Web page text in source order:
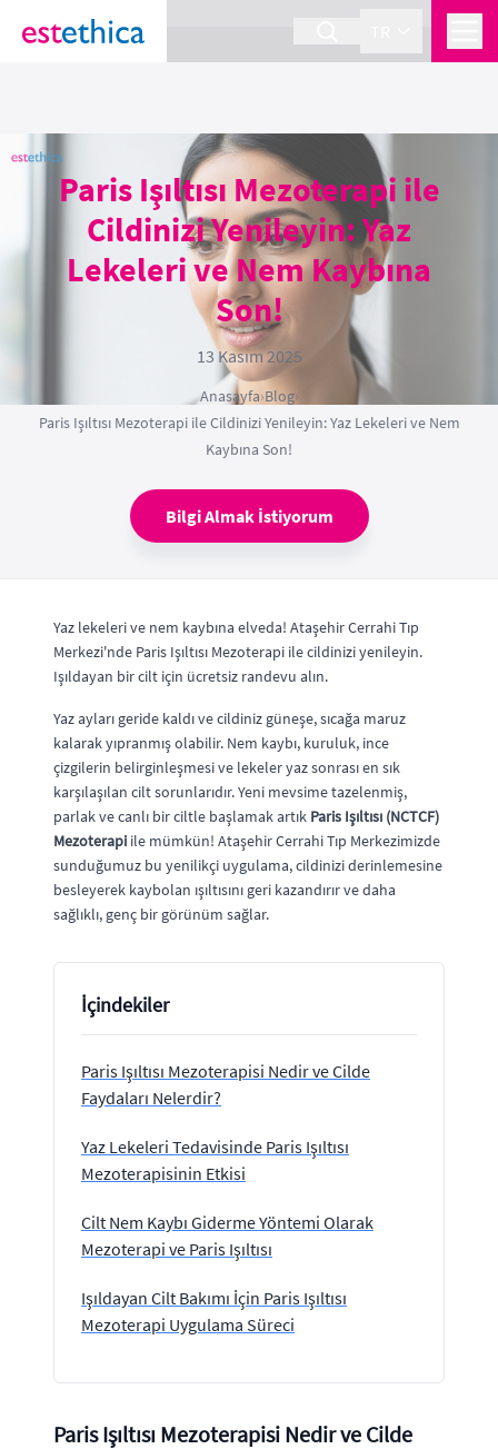
section Service {
Paris Işıltısı Mezoterapi ile
Cildinizi Yenileyin: Yaz
Lekeleri ve Nem Kaybına
Son!
13 Kasım 2025
Anasayfa›Blog›
Paris Işıltısı Mezoterapi ile Cildinizi Yenileyin: Yaz Lekeleri ve Nem
Kaybına Son!
Bilgi Almak İstiyorum
Yaz lekeleri ve nem kaybına elveda! Ataşehir Cerrahi Tıp
Merkezi'nde Paris Işıltısı Mezoterapi ile cildinizi yenileyin.
Işıldayan bir cilt için ücretsiz randevu alın.
Yaz ayları geride kaldı ve cildiniz güneşe, sıcağa maruz
kalarak yıpranmış olabilir. Nem kaybı, kuruluk, ince
çizgilerin belirginleşmesi ve lekeler yaz sonrası en sık
karşılaşılan cilt sorunlarıdır. Yeni mevsime tazelenmiş,
parlak ve canlı bir ciltle başlamak artık Paris Işıltısı (NCTCF)
Mezoterapi ile mümkün! Ataşehir Cerrahi Tıp Merkezimizde
sunduğumuz bu yenilikçi uygulama, cildinizi derinlemesine
besleyerek kaybolan ışıltısını geri kazandırır ve daha
sağlıklı, genç bir görünüm sağlar.
İçindekiler
Paris Işıltısı Mezoterapisi Nedir ve Cilde
Faydaları Nelerdir?
Yaz Lekeleri Tedavisinde Paris Işıltısı
Mezoterapisinin Etkisi
Cilt Nem Kaybı Giderme Yöntemi Olarak
Mezoterapi ve Paris Işıltısı
Işıldayan Cilt Bakımı İçin Paris Işıltısı
Mezoterapi Uygulama Süreci
Paris Işıltısı Mezoterapisi Nedir ve Cilde